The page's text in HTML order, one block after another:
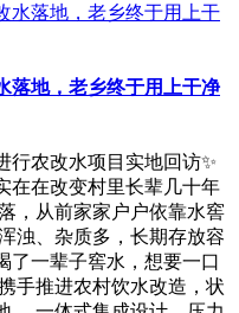
落地，老乡终于用上干净
行农改水项目实地回访✨
在在改变村里长辈几十年
，从前家家户户依靠水窖
浊、杂质多，长期存放容
了一辈子窖水，想要一口
手推进农村饮水改造，状